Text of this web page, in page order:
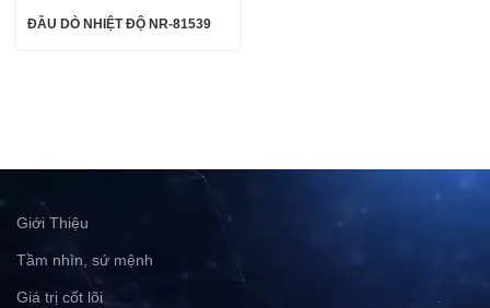
ĐẦU DÒ NHIỆT ĐỘ NR-81539
Giới Thiệu
Tầm nhìn, sứ mệnh
Giá trị cốt lõi